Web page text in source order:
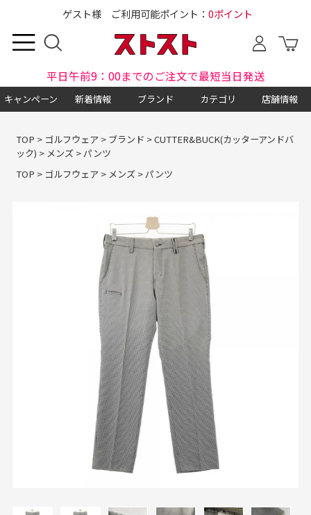
ゲスト様 ご利用可能ポイント： 0ポイント
平日午前9：00までのご注文で最短当日発送
キャンペーン 新着情報 ブランド カテゴリ 店舗情報
TOP > ゴルフウェア > ブランド >CUTTER&BUCK(カッターアンドバ
ック) > メンズ>パンツ
TOP > ゴルフウェア > メンズ>パンツ